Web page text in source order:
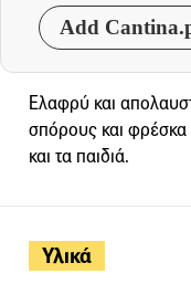
Add
Υλικά
Ελαφρύ και
σπόρους και
και τα παιδιά.